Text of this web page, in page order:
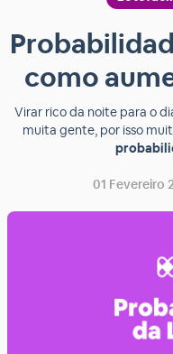
como
Virar rico da noite para o
muita gente, por isso
01 Fevereiro